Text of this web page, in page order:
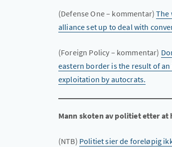
(Defense One – kommentar)The
alliance set up to deal with
(Foreign Policy – kommentar)
eastern border is the result of
exploitation by autocrats.
Mann skoten av politiet etter at
(NTB) Politiet sier de foreløpig